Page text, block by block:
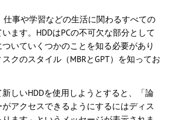
仕事や学習などの生活に関わるすべての
ます。HDDはPCの不可欠な部分として
いていくつかのことを知る必要があり
クのスタイル（MBRとGPT）を知ってお
しいHDDを使用しようとすると、「論
アクセスできるようにするにはディス